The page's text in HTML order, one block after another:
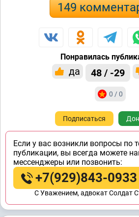
149
Понравилась
да 48 / -29
0 / 0
Подписаться
Если у вас возникли вопросы по
публикации, вы всегда можете
мессенджеры или позвонить:
+7(929)843-0933
C Уважением, адвокат Солдат